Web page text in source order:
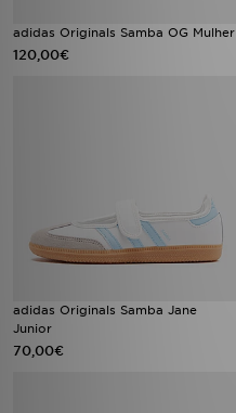
adidas Originals Samba OG Mulher
120,00€
adidas Originals Samba Jane
Junior
70,00€